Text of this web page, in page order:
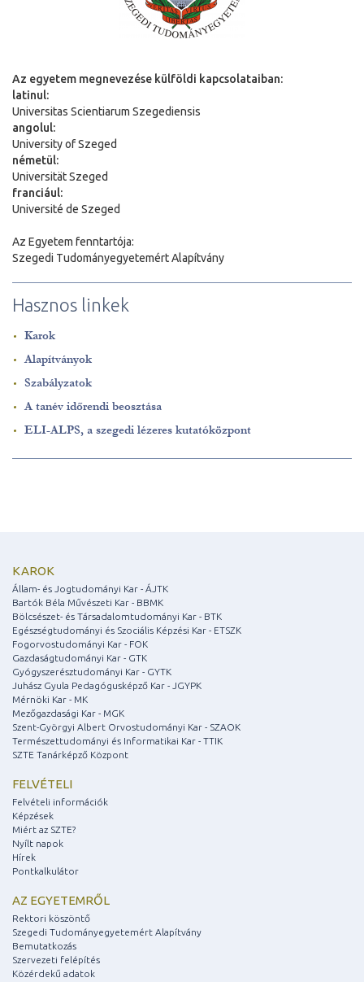
Az egyetem megnevezése külföldi kapcsolataiban:
latinul:
Universitas Scientiarum Szegediensis
angolul:
University of Szeged
németül:
Universität Szeged
franciául:
Université de Szeged
Az Egyetem fenntartója:
Szegedi Tudományegyetemért Alapítvány
Hasznos linkek
Karok
Alapítványok
Szabályzatok
A tanév időrendi beosztása
ELI-ALPS, a szegedi lézeres kutatóközpont
KAROK
Állam- és Jogtudományi Kar - ÁJTK
Bartók Béla Művészeti Kar - BBMK
Bölcsészet- és Társadalomtudományi Kar - BTK
Egészségtudományi és Szociális Képzési Kar - ETSZK
Fogorvostudományi Kar - FOK
Gazdaságtudományi Kar - GTK
Gyógyszerésztudományi Kar - GYTK
Juhász Gyula Pedagógusképző Kar - JGYPK
Mérnöki Kar - MK
Mezőgazdasági Kar - MGK
Szent-Györgyi Albert Orvostudományi Kar - SZAOK
Természettudományi és Informatikai Kar - TTIK
SZTE Tanárképző Központ
FELVÉTELI
Felvételi információk
Képzések
Miért az SZTE?
Nyílt napok
Hírek
Pontkalkulátor
AZ EGYETEMRŐL
Rektori köszöntő
Szegedi Tudományegyetemért Alapítvány
Bemutatkozás
Szervezeti felépítés
Közérdekű adatok